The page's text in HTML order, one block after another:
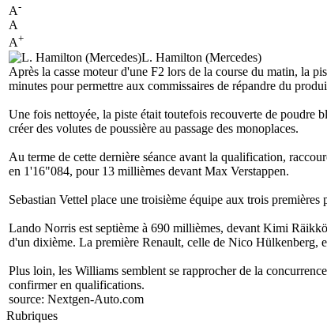
A-
A
A+
L. Hamilton (Mercedes)
Après la casse moteur d'une F2 lors de la course du matin, la
minutes pour permettre aux commissaires de répandre du
Une fois nettoyée, la piste était toutefois recouverte de poudre
créer des volutes de poussière au passage des monoplaces.
Au terme de cette dernière séance avant la qualification,
en 1'16"084, pour 13 millièmes devant Max Verstappen.
Sebastian Vettel place une troisième équipe aux trois
Lando Norris est septième à 690 millièmes, devant Kimi
d'un dixième. La première Renault, celle de Nico Hülkenberg,
Plus loin, les Williams semblent se rapprocher de la
confirmer en qualifications.
source: Nextgen-Auto.com
Rubriques